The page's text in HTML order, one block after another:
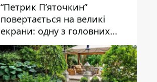
“Петрик П’яточкин”
повертається на великі
екрани: одну з головних
ролей зіграє 9-річний
дніпрянин Олександр
Войтеховський